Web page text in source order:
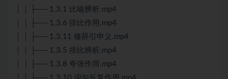
│ │ ├── 1.3.1 比喻辨析.mp4
│ │ ├── 1.3.6 排比作用.mp4
│ │ ├── 1.3.11 修辞引申义.mp4
│ │ ├── 1.3.5 排比辨析.mp4
│ │ ├── 1.3.8 夸张作用.mp4